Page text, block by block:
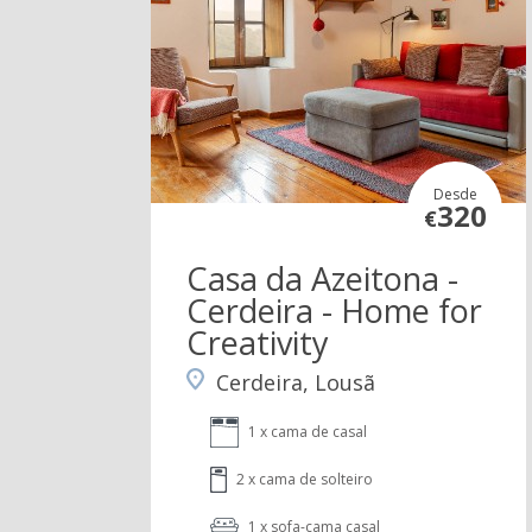
Desde
€320
Casa da Azeitona -
Cerdeira - Home for
Creativity
Cerdeira, Lousã
1 x cama de casal
2 x cama de solteiro
1 x sofa-cama casal